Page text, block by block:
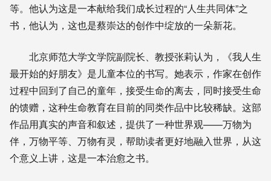
等。他认为这是一本献给我们成长过程的“人生共同体”之
书，他认为，这也是蔡崇达的创作中绽放的一朵新花。
北京师范大学文学院副院长、教授张莉认为，《我人生
最开始的好朋友》是儿童本位的书写。她表示，作家在创作
过程中回到了自己的童年，接受生命的离去，同时接受生命
的馈赠，这种生命教育在目前的同类作品中比较稀缺。这部
作品用真实的声音和叙述，提供了一种世界观——万物为
伴，万物平等、万物有灵，帮助读者更好地融入世界，从这
个意义上讲，这是一本治愈之书。